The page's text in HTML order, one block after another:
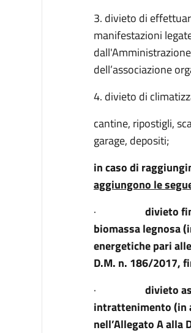
3. divieto di
manifestazioni
dell’associazione
4. divieto di
cantine, ripostigli,
garage, depositi;
in caso di
aggiungono le
· divieto
biomassa legnosa
energetiche pari
D.M. n. 186/2017,
· divieto
intrattenimento (in
nell’Allegato A alla